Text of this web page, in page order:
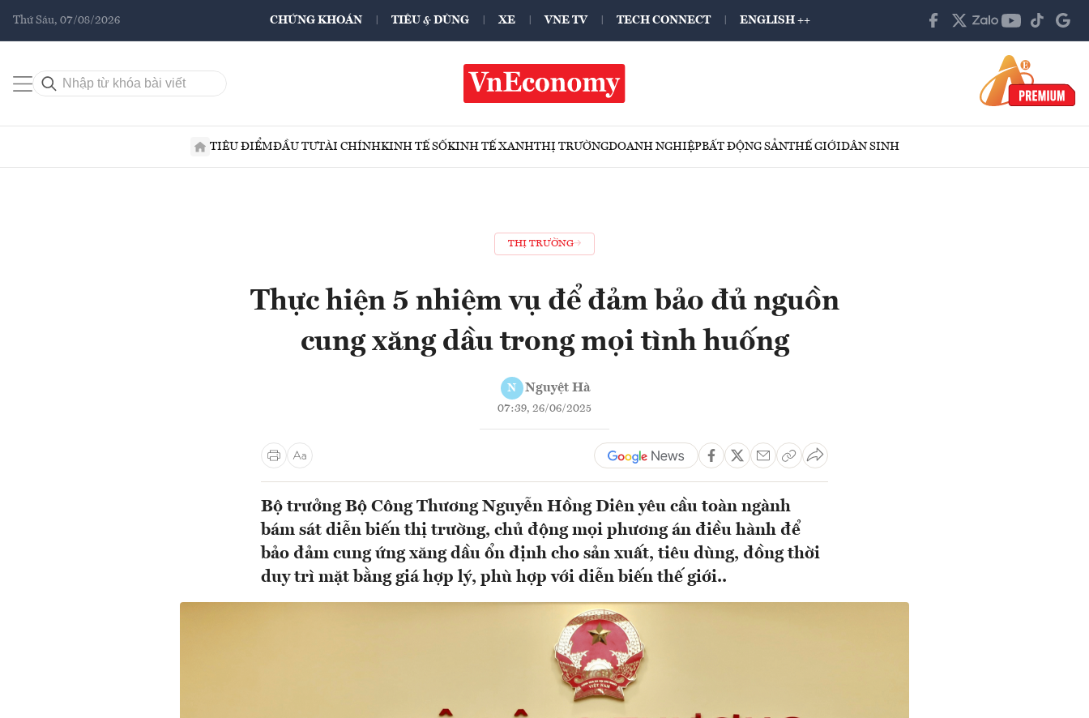
Thứ Sáu, 07/08/2026 CHỨNG KHOÁN TIÊU & DÙNG XE VNE TV TECH CONNECT ENGLISH ++
TIÊU ĐIỂMĐẦU TƯTÀI CHÍNHKINH TẾ SỐKINH TẾ XANHTHỊ TRƯỜNGDOANH NGHIỆPBẤT ĐỘNG SẢNTHẾ GIỚIDÂN SINH
THỊ TRƯỜNG
Thực hiện 5 nhiệm vụ để đảm bảo đủ nguồn
cung xăng dầu trong mọi tình huống
N Nguyệt Hà
07:39, 26/06/2025
Bộ trưởng Bộ Công Thương Nguyễn Hồng Diên yêu cầu toàn ngành
bám sát diễn biến thị trường, chủ động mọi phương án điều hành để
bảo đảm cung ứng xăng dầu ổn định cho sản xuất, tiêu dùng, đồng thời
duy trì mặt bằng giá hợp lý, phù hợp với diễn biến thế giới..